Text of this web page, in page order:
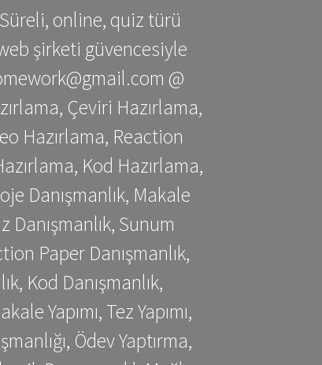
online, quiz türü
şirketi güvencesiyle
@
Çeviri Hazırlama,
Hazırlama, Reaction
Kod Hazırlama,
Danışmanlık, Makale
Danışmanlık, Sunum
Paper Danışmanlık,
Kod Danışmanlık,
Yapımı, Tez Yapımı,
Ödev Yaptırma,